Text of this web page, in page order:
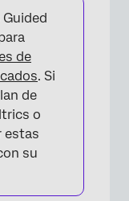
de
. Si
de
o
estas
su